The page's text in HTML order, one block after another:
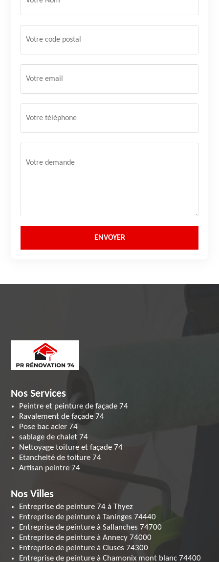
Nos Services
Peintre et peinture de façade 74
Ravalement de façade 74
Pose bac acier 74
sablage de chalet 74
Nettoyage toiture et façade 74
Etancheité de toiture 74
Artisan peintre 74
Nos Villes
Entreprise de peinture 74 à Thyez
Entreprise de peinture à Taninges 74440
Entreprise de peinture à Sallanches 74700
Entreprise de peinture à Annecy 74000
Entreprise de peinture à Cluses 74300
Entreprise de peinture à Chamonix mont blanc 74400